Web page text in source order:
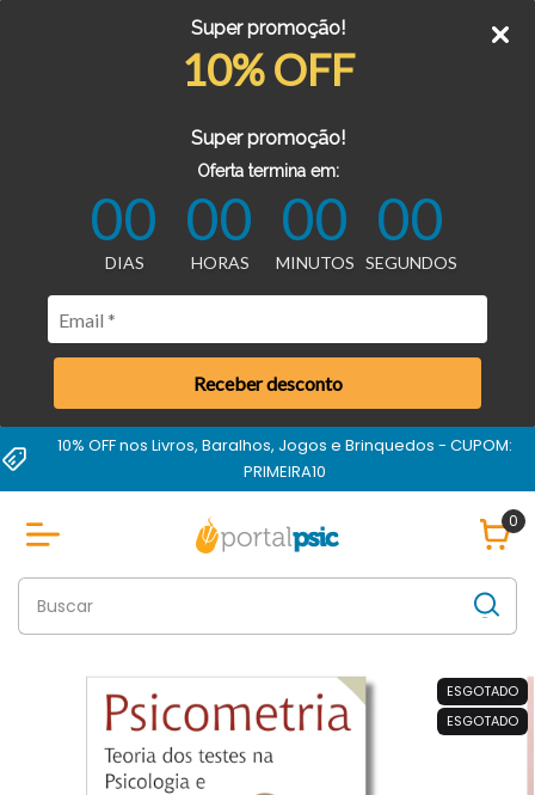
Super promoção!
10% OFF
Super promoção!
Oferta termina em:
00
DIAS
00
HORAS
00
MINUTOS
00
SEGUNDOS
Receber desconto
10% OFF nos Livros, Baralhos, Jogos e Brinquedos - CUPOM:
PRIMEIRA10
0
ESGOTADO
ESGOTADO